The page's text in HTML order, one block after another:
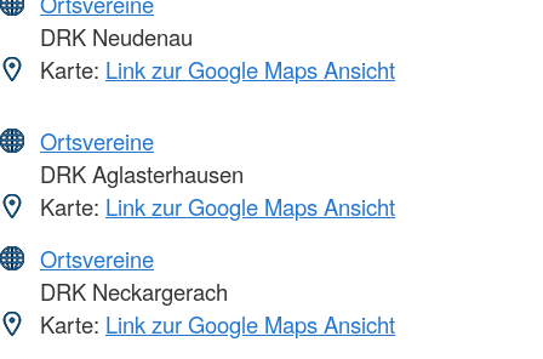
DRK Neudenau
Karte: Link zur Google Maps Ansicht
Ortsvereine
DRK Aglasterhausen
Karte: Link zur Google Maps Ansicht
Ortsvereine
DRK Neckargerach
Karte: Link zur Google Maps Ansicht